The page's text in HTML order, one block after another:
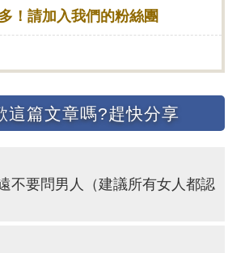
！請加入我們的粉絲團
不要問男人（建議所有女人都認